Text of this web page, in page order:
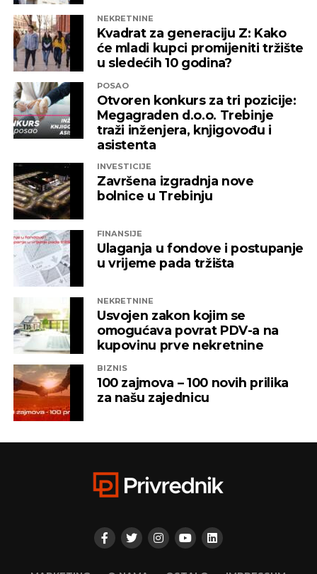
NEKRETNINE
Kvadrat za generaciju Z: Kako
će mladi kupci promijeniti tržište
u sledećih 10 godina?
POSAO
Otvoren konkurs za tri pozicije:
Megagraden d.o.o. Trebinje
traži inženjera, knjigovođu i
asistenta
INVESTICIJE
Završena izgradnja nove
bolnice u Trebinju
FINANSIJE
Ulaganja u fondove i postupanje
u vrijeme pada tržišta
NEKRETNINE
Usvojen zakon kojim se
omogućava povrat PDV-a na
kupovinu prve nekretnine
BIZNIS
100 zajmova – 100 novih prilika
za našu zajednicu